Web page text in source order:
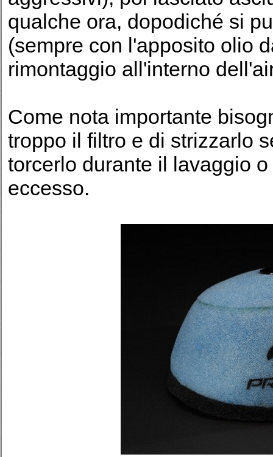
qualche ora, dopodiché si
(sempre con l'apposito olio
rimontaggio all'interno
Come nota importante
troppo il filtro e di strizzarlo
torcerlo durante il lavaggio
eccesso.